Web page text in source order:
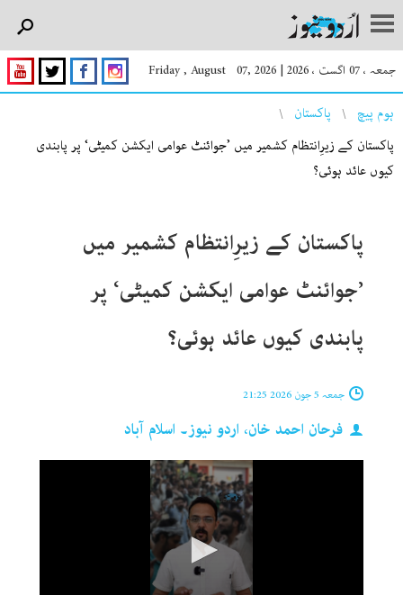
جمعہ ، 07 اگست ، 2026 |
Friday , August 07, 2026
You are here
ہوم پیچ
پاکستان
پاکستان کے زیرِانتظام کشمیر میں ’جوائنٹ عوامی ایکشن کمیٹی‘ پر پابندی
کیوں عائد ہوئی؟
پاکستان کے زیرِانتظام کشمیر میں
’جوائنٹ عوامی ایکشن کمیٹی‘ پر
پابندی کیوں عائد ہوئی؟
جمعہ 5 جون 2026 21:25
فرحان احمد خان، اردو نیوز۔ اسلام آباد